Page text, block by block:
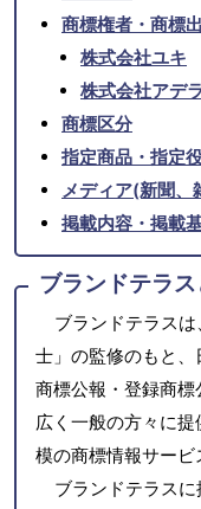
商標権者・商標
株式会社ユキ
株式会社アデ
商標区分
指定商品・指定
メディア(新聞、
掲載内容・掲載
ブランドテラ
ブランドテラス
士」の監修のもと
商標公報・登録商
広く一般の方々に
模の商標情報サービ
ブランドテラス